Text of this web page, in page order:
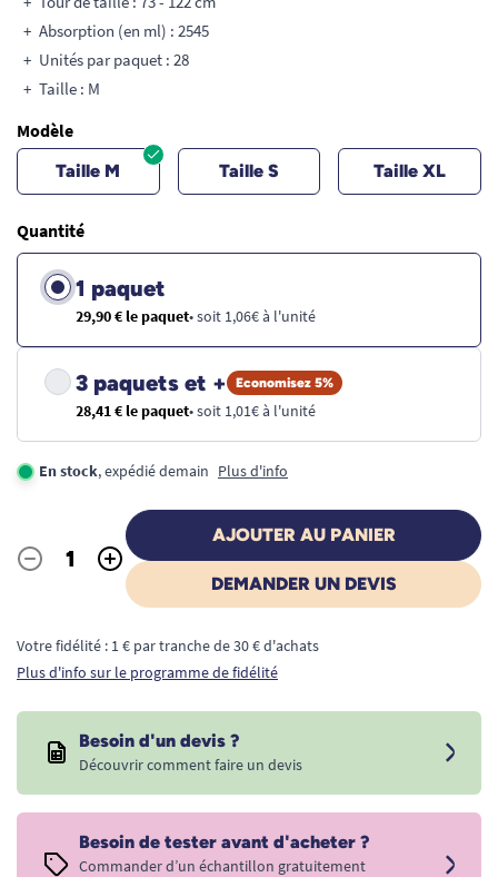
Absorption (en ml) : 2545
Unités par paquet : 28
Taille : M
Modèle
Taille M Taille S Taille XL
Quantité
1 paquet
29,90 € le paquet• soit 1,06€ à l'unité
3 paquets et + Economisez 5%
28,41 € le paquet• soit 1,01€ à l'unité
En stock, expédié demain Plus d'info
Quantité
- +
AJOUTER AU PANIER
DEMANDER UN DEVIS
Votre fidélité : 1 € par tranche de 30 € d'achats
Plus d'info sur le programme de fidélité
Besoin d'un devis ?
Découvrir comment faire un devis
Besoin de tester avant d'acheter ?
Commander d’un échantillon gratuitement